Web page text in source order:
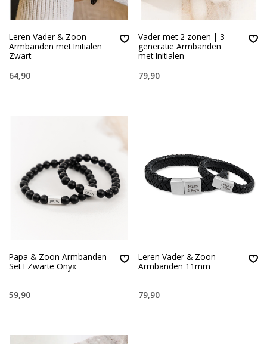
Leren Vader & Zoon
Armbanden met Initialen
Zwart
64,90
Vader met 2 zonen | 3
generatie Armbanden
met Initialen
79,90
Papa & Zoon Armbanden
Set I Zwarte Onyx
59,90
Leren Vader & Zoon
Armbanden 11mm
79,90